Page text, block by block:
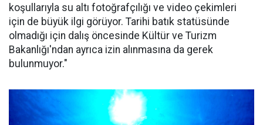
koşullarıyla su altı fotoğrafçılığı ve video çekimleri
için de büyük ilgi görüyor. Tarihi batık statüsünde
olmadığı için dalış öncesinde Kültür ve Turizm
Bakanlığı'ndan ayrıca izin alınmasına da gerek
bulunmuyor."